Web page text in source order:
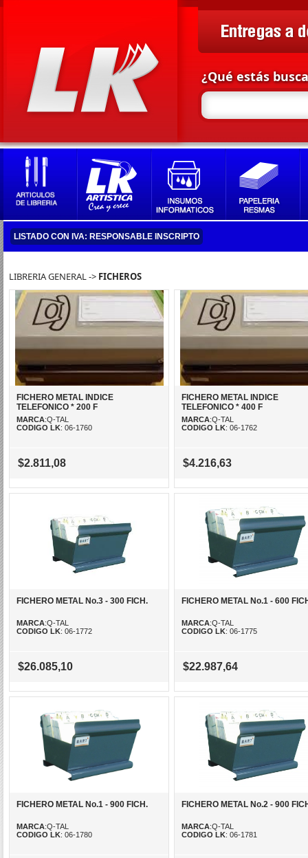
¿Qué estás
LISTADO CON IVA: RESPONSABLE INSCRIPTO
LIBRERIA GENERAL -> FICHEROS
FICHERO METAL INDICE
TELEFONICO * 200 F
MARCA:Q-TAL
CODIGO LK: 06-1760
$2.811,08
FICHERO METAL INDICE
TELEFONICO * 400 F
MARCA:Q-TAL
CODIGO LK: 06-1762
$4.216,63
FICHERO METAL No.3 - 300 FICH.
MARCA:Q-TAL
CODIGO LK: 06-1772
$26.085,10
FICHERO METAL No.1 - 600
MARCA:Q-TAL
CODIGO LK: 06-1775
$22.987,64
FICHERO METAL No.1 - 900 FICH.
MARCA:Q-TAL
CODIGO LK: 06-1780
FICHERO METAL No.2 - 900
MARCA:Q-TAL
CODIGO LK: 06-1781